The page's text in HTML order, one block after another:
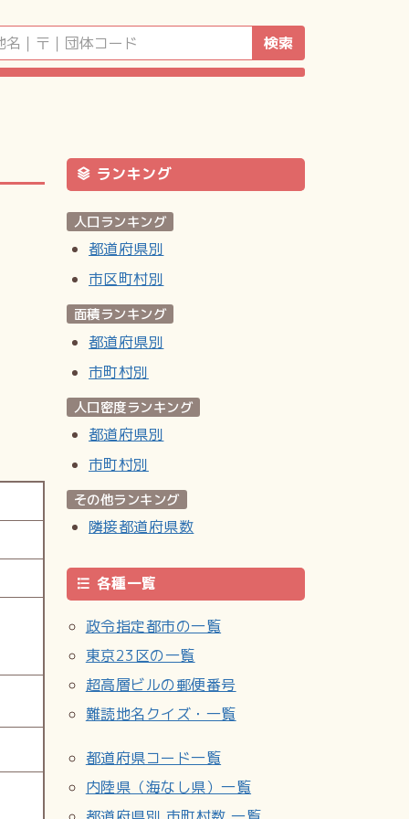
検索
ランキング
人口ランキング
都道府県別
市区町村別
面積ランキング
都道府県別
市町村別
人口密度ランキング
都道府県別
市町村別
その他ランキング
隣接都道府県数
各種一覧
政令指定都市の一覧
東京23区の一覧
超高層ビルの郵便番号
難読地名クイズ・一覧
都道府県コード一覧
内陸県（海なし県）一覧